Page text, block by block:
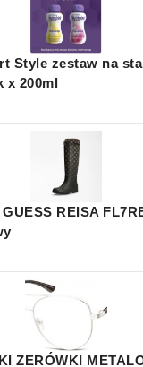
Style zestaw na
x 200ml
REISA
ZERÓWKI